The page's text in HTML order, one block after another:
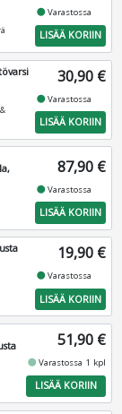
fiber_manual_recordVarastossa
LISÄÄ KORIIN
30,90 €
fiber_manual_recordVarastossa
LISÄÄ KORIIN
87,90 €
fiber_manual_recordVarastossa
LISÄÄ KORIIN
19,90 €
fiber_manual_recordVarastossa
LISÄÄ KORIIN
51,90 €
fiber_manual_recordVarastossa 1 kpl
LISÄÄ KORIIN